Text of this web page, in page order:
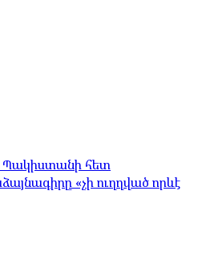
Պակիստանի հետ
«չի ուղղված որևէ